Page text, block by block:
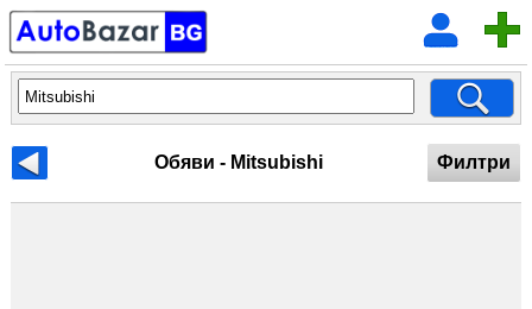
Обяви - Mitsubishi Филтри